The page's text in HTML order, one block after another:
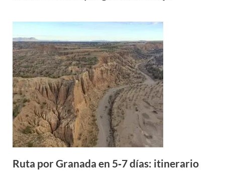
Ruta por Granada en 5‑7 días: itinerario